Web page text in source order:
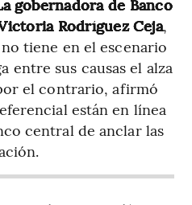
gobernadora de Banco
Rodríguez Ceja,
tiene en el escenario
entre sus causas el alza
el contrario, afirmó
están en línea
central de anclar las